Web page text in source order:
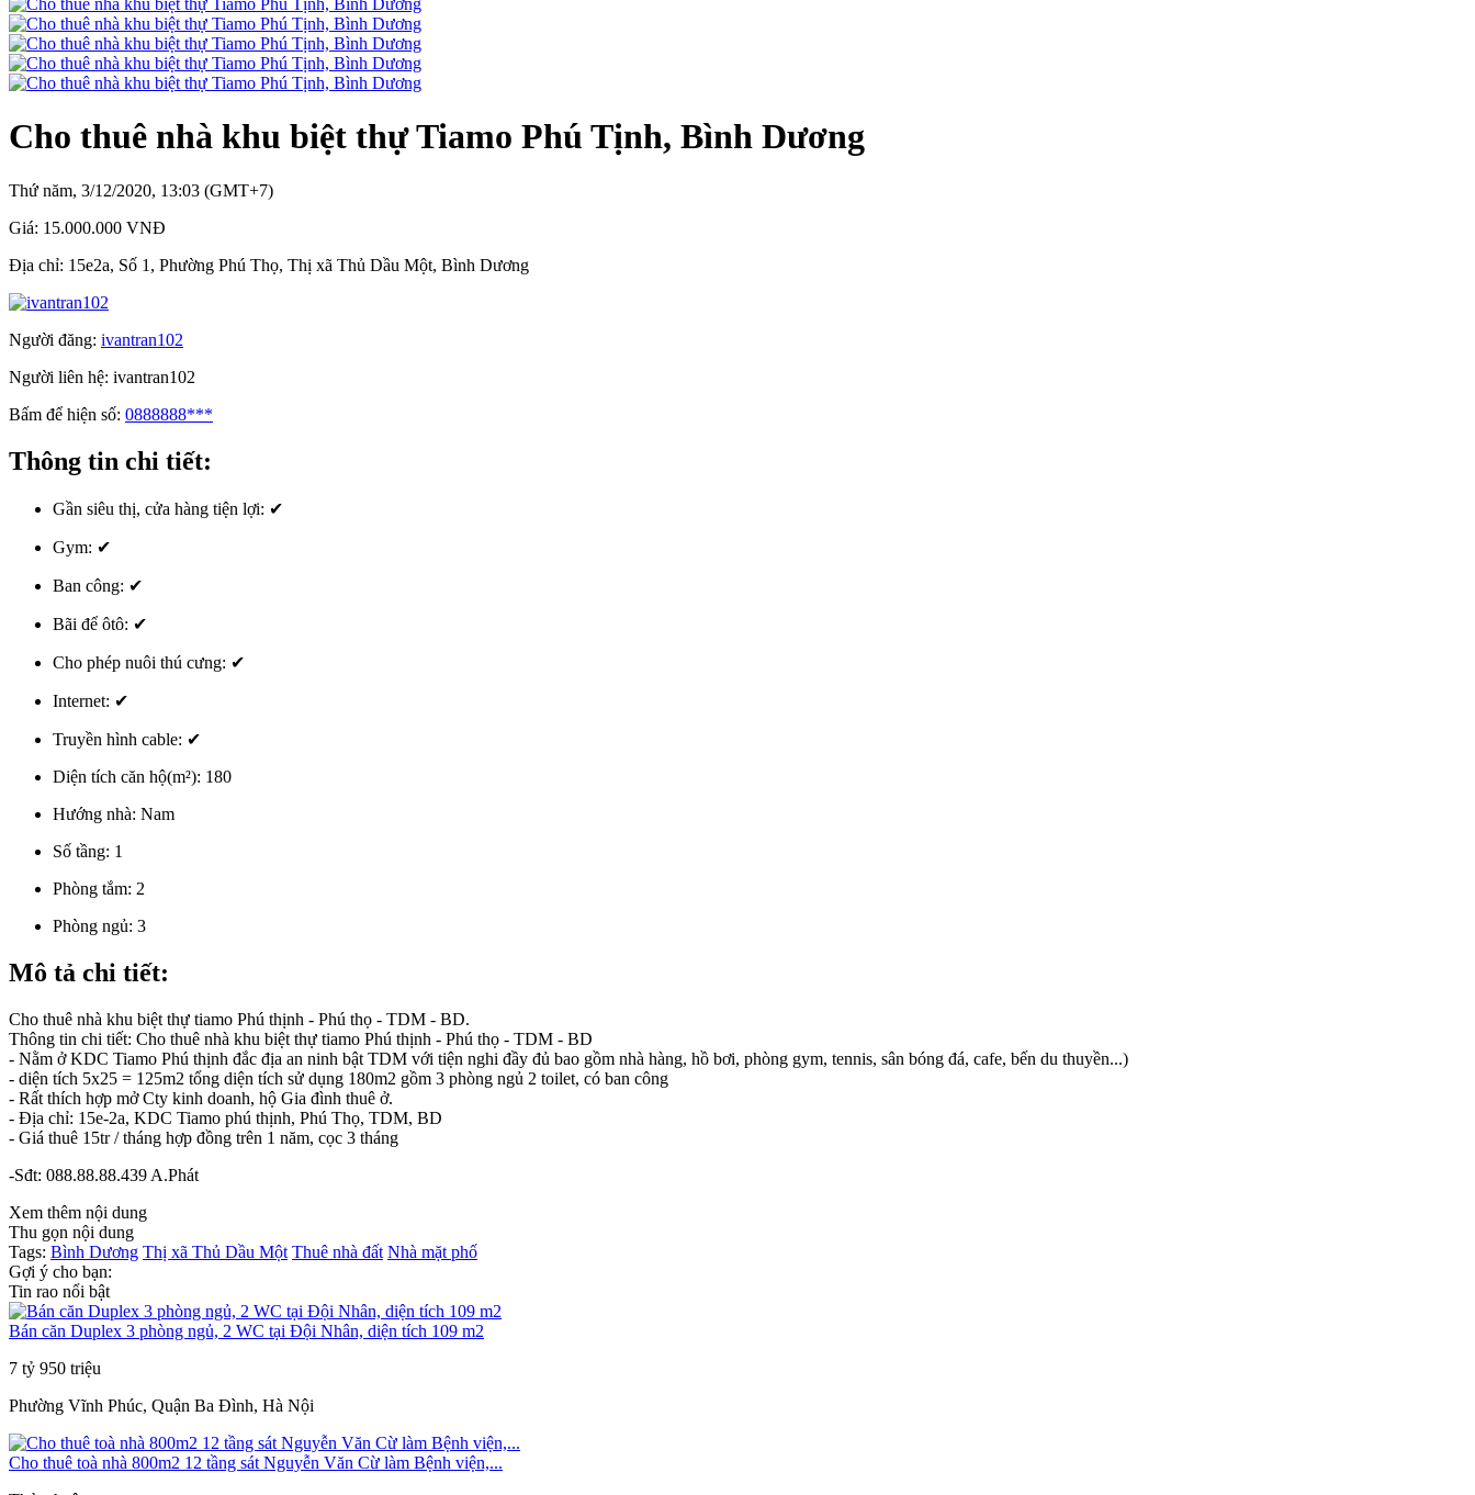
Cho thuê nhà khu biệt thự Tiamo Phú Tịnh, Bình Dương
Thứ năm, 3/12/2020, 13:03 (GMT+7)
Giá: 15.000.000 VNĐ
Địa chỉ: 15e2a, Số 1, Phường Phú Thọ, Thị xã Thủ Dầu Một, Bình Dương
Người đăng: ivantran102
Người liên hệ: ivantran102
Bấm để hiện số: 0888888***
Thông tin chi tiết:
Gần siêu thị, cửa hàng tiện lợi: ✔
Gym: ✔
Ban công: ✔
Bãi để ôtô: ✔
Cho phép nuôi thú cưng: ✔
Internet: ✔
Truyền hình cable: ✔
Diện tích căn hộ(m²): 180
Hướng nhà: Nam
Số tầng: 1
Phòng tắm: 2
Phòng ngủ: 3
Mô tả chi tiết:
Cho thuê nhà khu biệt thự tiamo Phú thịnh - Phú thọ - TDM - BD.
Thông tin chi tiết: Cho thuê nhà khu biệt thự tiamo Phú thịnh - Phú thọ - TDM - BD
- Nằm ở KDC Tiamo Phú thịnh đắc địa an ninh bật TDM với tiện nghi đầy đủ bao gồm nhà hàng, hồ bơi, phòng gym, tennis, sân bóng đá, cafe, bến du thuyền...)
- diện tích 5x25 = 125m2 tổng diện tích sử dụng 180m2 gồm 3 phòng ngủ 2 toilet, có ban công
- Rất thích hợp mở Cty kinh doanh, hộ Gia đình thuê ở.
- Địa chỉ: 15e-2a, KDC Tiamo phú thịnh, Phú Thọ, TDM, BD
- Giá thuê 15tr / tháng hợp đồng trên 1 năm, cọc 3 tháng
-Sđt: 088.88.88.439 A.Phát
Xem thêm nội dung
Thu gọn nội dung
Tags: Bình Dương Thị xã Thủ Dầu Một Thuê nhà đất Nhà mặt phố
Gợi ý cho bạn:
Tin rao nổi bật
Bán căn Duplex 3 phòng ngủ, 2 WC tại Đội Nhân, diện tích 109 m2
7 tỷ 950 triệu
Phường Vĩnh Phúc, Quận Ba Đình, Hà Nội
Cho thuê toà nhà 800m2 12 tầng sát Nguyễn Văn Cừ làm Bệnh viện,...